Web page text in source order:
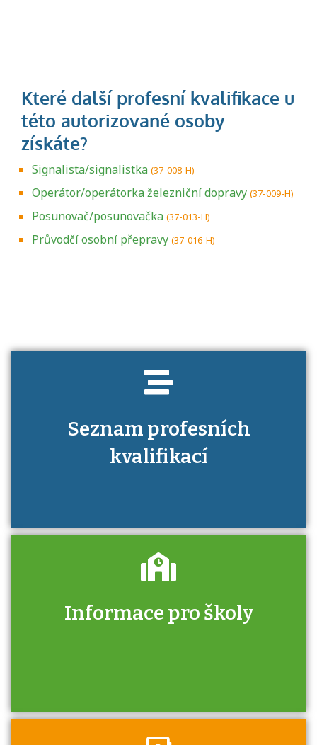
Signalista/signalistka (37-008-H)
Operátor/operátorka železniční dopravy (37-009-H)
Posunovač/posunovačka (37-013-H)
Průvodčí osobní přepravy (37-016-H)
Seznam profesních
kvalifikací
Projděte si seznam profesních kvalifikací.
Informace pro školy
Zjistěte, jak se přihlásit ke zkoušce a kde